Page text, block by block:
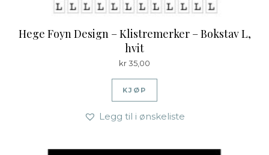
Hege Foyn Design – Klistremerker – Bokstav L,
hvit
kr35,00
KJØP
Legg til i ønskeliste